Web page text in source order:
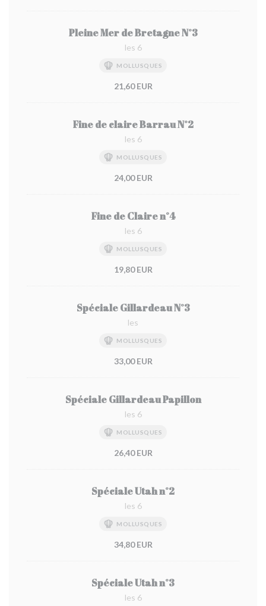
Pleine Mer de Bretagne N°3
les 6
MOLLUSQUES
21,60 EUR
Fine de claire Barrau N°2
les 6
MOLLUSQUES
24,00 EUR
Fine de Claire n°4
les 6
MOLLUSQUES
19,80 EUR
Spéciale Gillardeau N°3
les
MOLLUSQUES
33,00 EUR
Spéciale Gillardeau Papillon
les 6
MOLLUSQUES
26,40 EUR
Spéciale Utah n°2
les 6
MOLLUSQUES
34,80 EUR
Spéciale Utah n°3
les 6